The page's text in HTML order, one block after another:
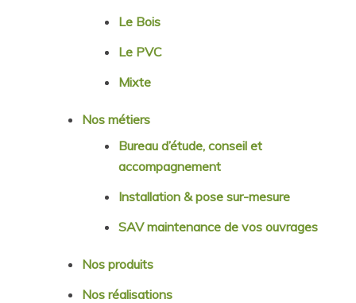
Le Bois
Le PVC
Mixte
Nos métiers
Bureau d’étude, conseil et
accompagnement
Installation & pose sur-mesure
SAV maintenance de vos ouvrages
Nos produits
Nos réalisations